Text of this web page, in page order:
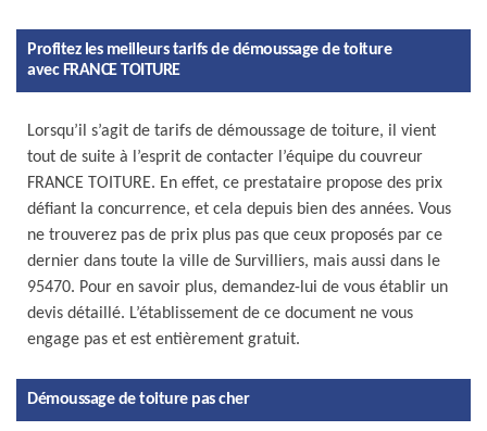
Profitez les meilleurs tarifs de démoussage de toiture
avec FRANCE TOITURE
Lorsqu’il s’agit de tarifs de démoussage de toiture, il vient
tout de suite à l’esprit de contacter l’équipe du couvreur
FRANCE TOITURE. En effet, ce prestataire propose des prix
défiant la concurrence, et cela depuis bien des années. Vous
ne trouverez pas de prix plus pas que ceux proposés par ce
dernier dans toute la ville de Survilliers, mais aussi dans le
95470. Pour en savoir plus, demandez-lui de vous établir un
devis détaillé. L’établissement de ce document ne vous
engage pas et est entièrement gratuit.
Démoussage de toiture pas cher